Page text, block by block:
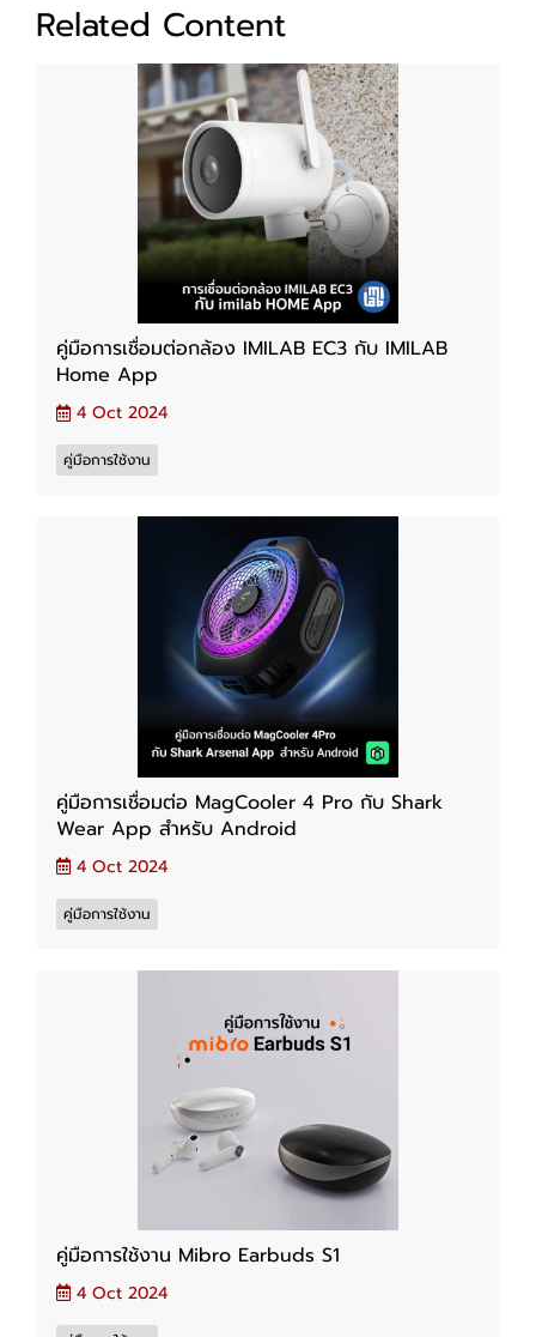
Related Content
คู่มือการเชื่อมต่อกล้อง IMILAB EC3 กับ IMILAB
Home App
4 Oct 2024
คู่มือการใช้งาน
คู่มือการเชื่อมต่อ MagCooler 4 Pro กับ Shark
Wear App สำหรับ Android
4 Oct 2024
คู่มือการใช้งาน
คู่มือการใช้งาน Mibro Earbuds S1
4 Oct 2024